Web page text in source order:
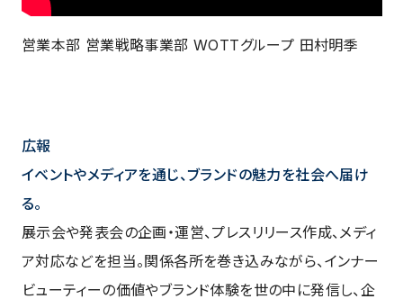
営業本部 営業戦略事業部 WOTTグループ 田村明季
広報
イベントやメディアを通じ、ブランドの魅力を社会へ届け
る。
展示会や発表会の企画・運営、プレスリリース作成、メディ
ア対応などを担当。関係各所を巻き込みながら、インナー
ビューティーの価値やブランド体験を世の中に発信し、企